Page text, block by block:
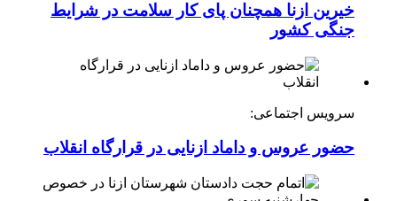
خیرین ازنا همچنان پای کار سلامت در شرایط
جنگی کشور
سرویس اجتماعی:
حضور عروس و داماد ازنایی در قرارگاه انقلاب